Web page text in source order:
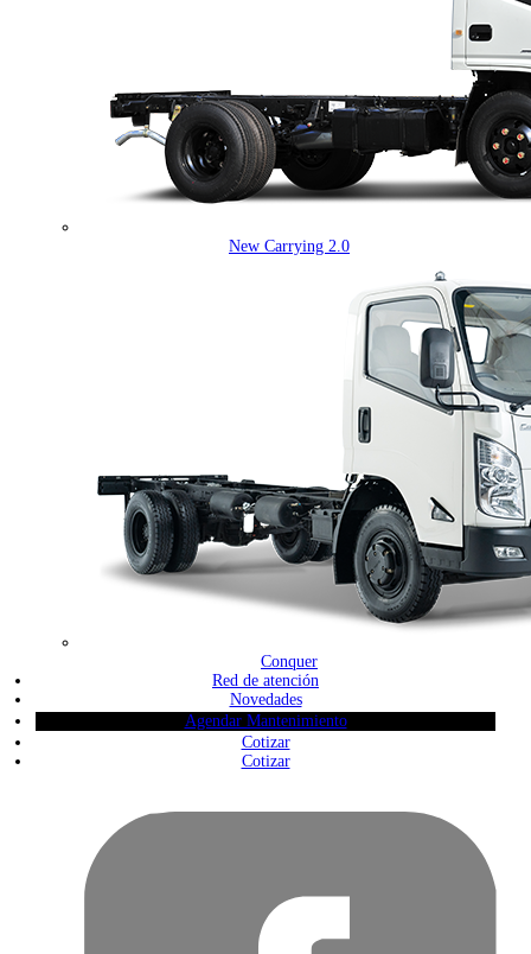
New Carrying 2.0
Conquer
Red de atención
Novedades
Agendar Mantenimiento
Cotizar
Cotizar